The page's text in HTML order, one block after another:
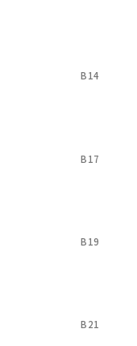
B14
B17
B19
B21